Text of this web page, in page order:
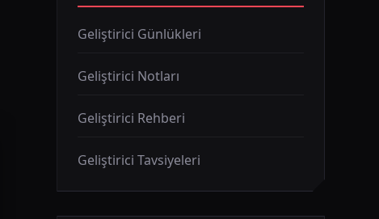
Geliştirici Günlükleri
Geliştirici Notları
Geliştirici Rehberi
Geliştirici Tavsiyeleri